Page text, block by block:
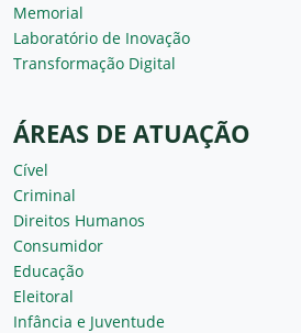
Memorial
Laboratório de Inovação
Transformação Digital
ÁREAS DE ATUAÇÃO
Cível
Criminal
Direitos Humanos
Consumidor
Educação
Eleitoral
Infância e Juventude